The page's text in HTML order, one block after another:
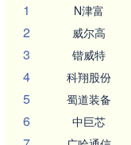
1
N津富
2 威尔高
3 锴威特
4 科翔股份
5 蜀道装备
6 中巨芯